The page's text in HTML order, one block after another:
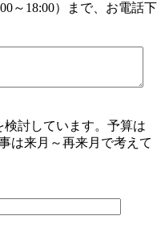
～18:00）まで、お電話下
討しています。予算は
は来月～再来月で考えて